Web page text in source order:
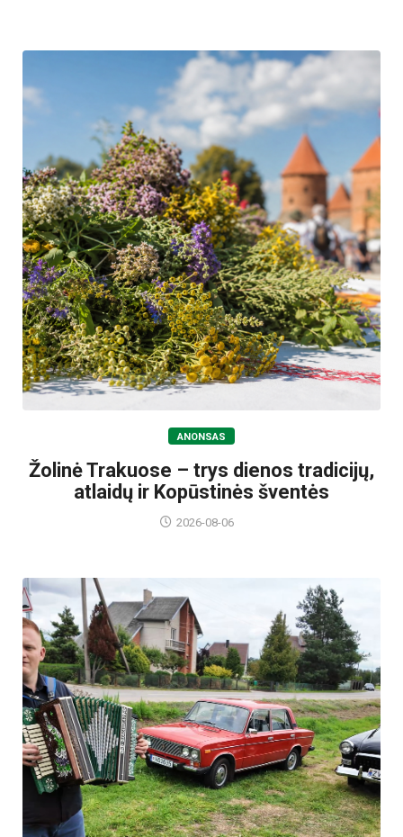
ANONSAS
Žolinė Trakuose – trys dienos tradicijų,
atlaidų ir Kopūstinės šventės
2026-08-06